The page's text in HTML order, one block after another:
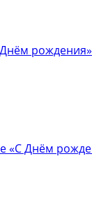
рождения»